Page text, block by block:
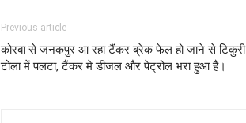
Previous article
कोरबा से जनकपुर आ रहा टैंकर ब्रेक फेल हो जाने से टिकुरी
टोला में पलटा, टैंकर मे डीजल और पेट्रोल भरा हुआ है।